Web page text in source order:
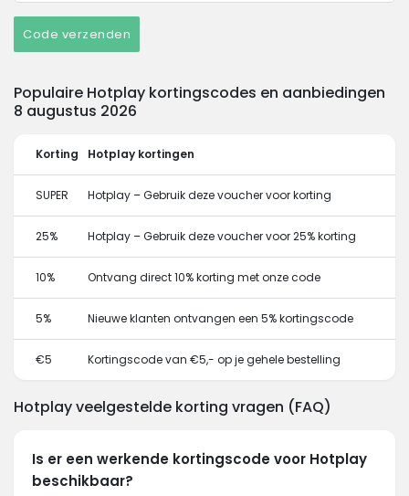
Code verzenden
Populaire Hotplay kortingscodes en aanbiedingen
8 augustus 2026
Korting Hotplay kortingen
SUPER Hotplay – Gebruik deze voucher voor korting
25% Hotplay – Gebruik deze voucher voor 25% korting
10% Ontvang direct 10% korting met onze code
5% Nieuwe klanten ontvangen een 5% kortingscode
€5 Kortingscode van €5,- op je gehele bestelling
Hotplay veelgestelde korting vragen (FAQ)
Is er een werkende kortingscode voor Hotplay
beschikbaar?